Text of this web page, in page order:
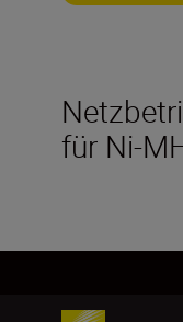
für Ni-